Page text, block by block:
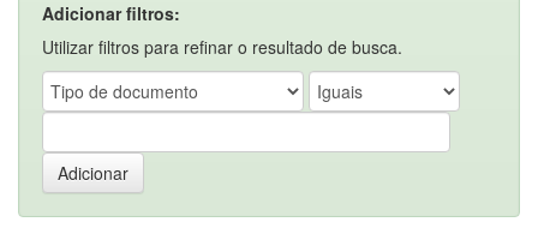
Adicionar filtros:
Utilizar filtros para refinar o resultado de busca.